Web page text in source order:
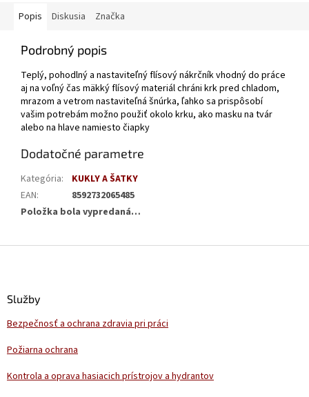
Popis Diskusia Značka
Podrobný popis
Teplý, pohodlný a nastaviteľný flísový nákrčník vhodný do práce
aj na voľný čas mäkký flísový materiál chráni krk pred chladom,
mrazom a vetrom nastaviteľná šnúrka, ľahko sa prispôsobí
vašim potrebám možno použiť okolo krku, ako masku na tvár
alebo na hlave namiesto čiapky
Dodatočné parametre
Kategória:
KUKLY A ŠATKY
EAN:
8592732065485
Položka bola vypredaná…
Služby
Bezpečnosť a ochrana zdravia pri práci
Požiarna ochrana
Kontrola a oprava hasiacich prístrojov a hydrantov